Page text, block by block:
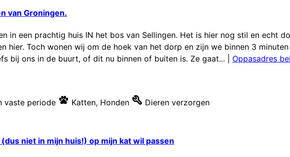
van Groningen.
in een prachtig huis IN het bos van Sellingen. Het is hier nog stil en echt
hier. Toch wonen wij om de hoek van het dorp en zijn we binnen 3
bij ons in de buurt, of dit nu binnen of buiten is. Ze gaat...
Oppasadres
vaste periode Katten, Honden Dieren verzorgen
niet in mijn huis!) op mijn kat wil passen